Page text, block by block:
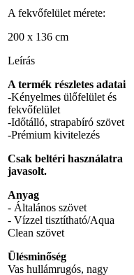
A fekvőfelület mérete:
200 x 136 cm
Leírás
A termék részletes adatai
-Kényelmes ülőfelület és
fekvőfelület
-Időtálló, strapabíró szövet
-Prémium kivitelezés
Csak beltéri használatra
javasolt.
Anyag
- Általános szövet
- Vízzel tisztítható/Aqua
Clean szövet
Ülésminőség
Vas hullámrugós, nagy